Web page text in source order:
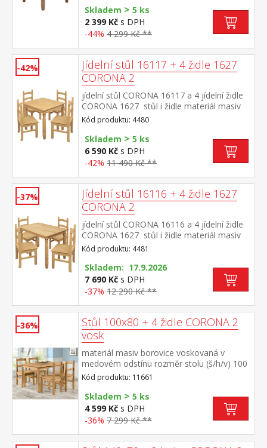
Skladem > 5 ks
2 399 Kč s DPH
-44% 4 299 Kč **
-42%
Jídelní stůl 16117 + 4 židle 1627
CORONA 2
jídelní stůl CORONA 16117 a 4 jídelní židle
CORONA 1627 stůl i židle materiál masiv
borovice voskovaná v medovém
odstínu rozměr stolu (š/h/v) 78 × 78 × 75
cm rozměr židle (š/h/v) 42 × 47 × 100
cm součást sestavy Corona 2
Kód produktu: 4480
Skladem > 5 ks
6 590 Kč s DPH
-42% 11 490 Kč **
-37%
Jídelní stůl 16116 + 4 židle 1627
CORONA 2
jídelní stůl CORONA 16116 a 4 jídelní židle
CORONA 1627 stůl i židle materiál masiv
borovice voskovaná v medovém
odstínu rozměr stolu (š/h/v) 118 × 79 × 75
cm rozměr židle (š/h/v) 42 × 47 × 100
cm součást sestavy Corona 2
Kód produktu: 4481
Skladem: 17.9.2026
7 690 Kč s DPH
-37% 12 290 Kč **
-36%
Stůl 100x80 + 4 židle CORONA 2
vosk
materiál masiv borovice voskovaná v
medovém odstínu rozměr stolu (š/h/v) 100
× 80 × 75 cm součást sestavy Corona 2
Kód produktu: 11661
Skladem > 5 ks
4 599 Kč s DPH
-36% 7 299 Kč **